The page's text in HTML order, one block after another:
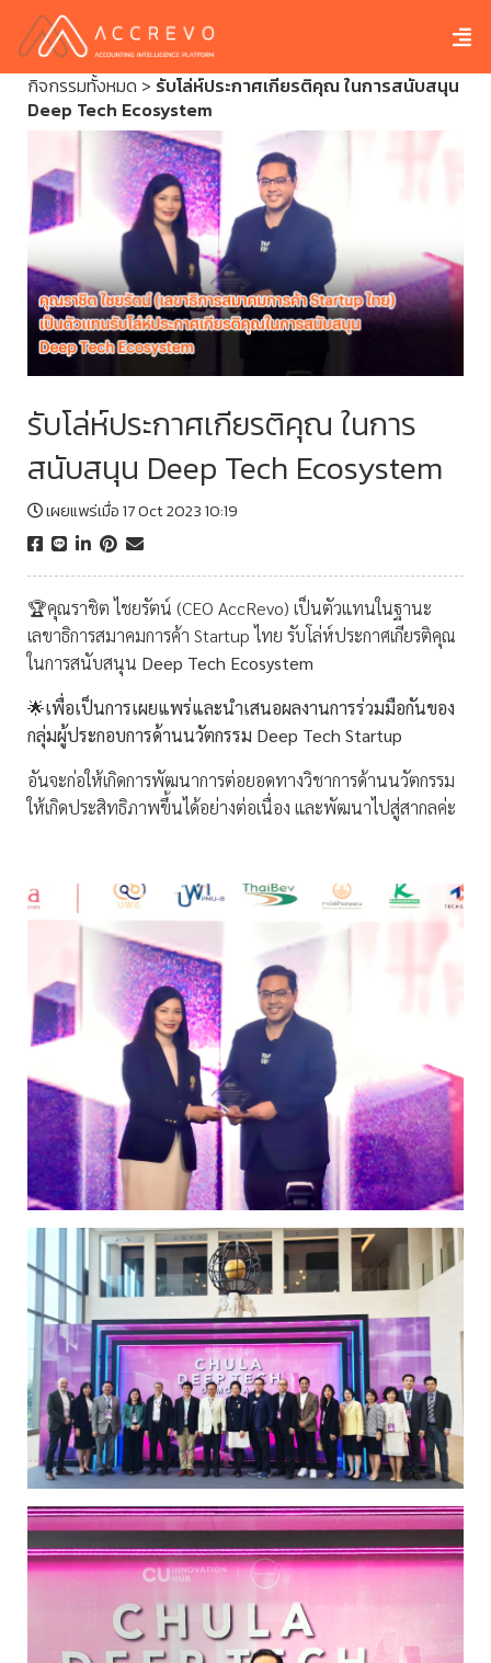
กิจกรรมทั้งหมด > รับโล่ห์ประกาศเกียรติคุณ ในการสนับสนุน
Deep Tech Ecosystem
รับโล่ห์ประกาศเกียรติคุณ ในการ
สนับสนุน Deep Tech Ecosystem
เผยแพร่เมื่อ 17 Oct 2023 10:19
🏆คุณราชิต ไชยรัตน์ (CEO AccRevo) เป็นตัวแทนในฐานะ
เลขาธิการสมาคมการค้า Startup ไทย รับโล่ห์ประกาศเกียรติคุณ
ในการสนับสนุน Deep Tech Ecosystem
🌟เพื่อเป็นการเผยแพร่และนำเสนอผลงานการร่วมมือกันของ
กลุ่มผู้ประกอบการด้านนวัตกรรม Deep Tech Startup
อันจะก่อให้เกิดการพัฒนาการต่อยอดทางวิชาการด้านนวัตกรรม
ให้เกิดประสิทธิภาพขึ้นได้อย่างต่อเนื่อง และพัฒนาไปสู่สากลค่ะ